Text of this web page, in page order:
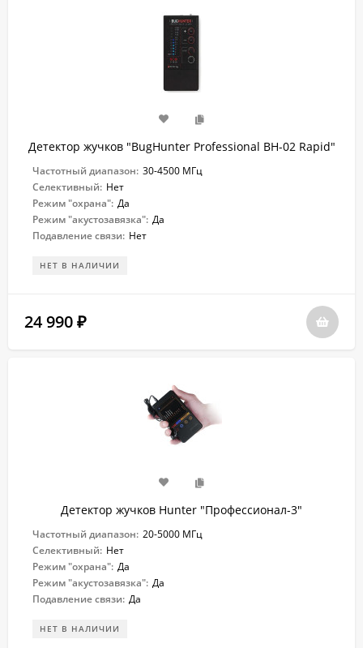
Детектор жучков "BugHunter Professional BH-02 Rapid"
Частотный диапазон: 30-4500 МГц
Селективный: Нет
Режим "охрана": Да
Режим "акустозавязка": Да
Подавление связи: Нет
НЕТ В НАЛИЧИИ
24 990 ₽
Детектор жучков Hunter "Профессионал-3"
Частотный диапазон: 20-5000 МГц
Селективный: Нет
Режим "охрана": Да
Режим "акустозавязка": Да
Подавление связи: Да
НЕТ В НАЛИЧИИ